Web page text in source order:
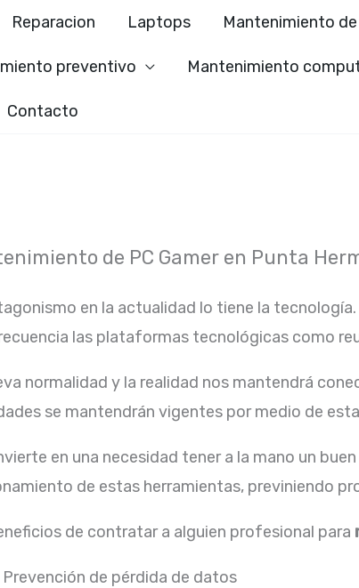
Reparacion Laptops Mantenimiento
preventivo Mantenimiento
Contacto
de PC Gamer en Punta
en la actualidad lo tiene la
las plataformas tecnológicas como
normalidad y la realidad nos mantendrá
se mantendrán vigentes por medio de
en una necesidad tener a la mano un buen
de estas herramientas, previniendo
de contratar a alguien profesional para
Prevención de pérdida de datos